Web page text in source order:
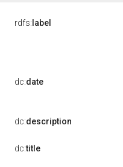
rdfs: label
dc:date
dc:description
dc:title